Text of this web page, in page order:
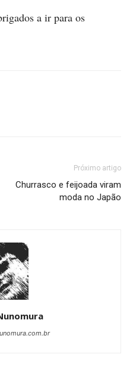
a ir para os
Próximo artigo
Churrasco e feijoada viram
moda no Japão